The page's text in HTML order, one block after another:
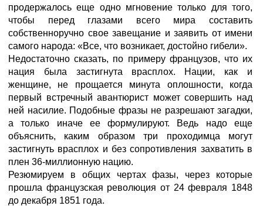
продержалось еще одно мгновение только для того,
чтобы перед глазами всего мира составить
собственноручно свое завещание и заявить от имени
самого народа: «Все, что возникает, достойно гибели».
Недостаточно сказать, по примеру французов, что их
нация была застигнута врасплох. Нации, как и
женщине, не прощается минута оплошности, когда
первый встречный авантюрист может совершить над
ней насилие. Подобные фразы не разрешают загадки,
а только иначе ее формулируют. Ведь надо еще
объяснить, каким образом три проходимца могут
застигнуть врасплох и без сопротивления захватить в
плен 36-миллионную нацию.
Резюмируем в общих чертах фазы, через которые
прошла французская революция от 24 февраля 1848
до декабря 1851 года.